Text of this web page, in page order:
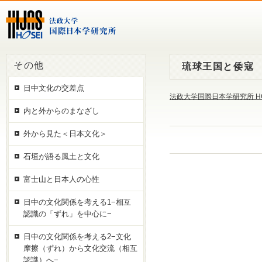
琉球王国と倭寇
法政大学国際日本学研究所
その他
日中文化の交差点
内と外からのまなざし
外から見た＜日本文化＞
石垣が語る風土と文化
富士山と日本人の心性
日中の文化関係を考える1−相互
認識の「ずれ」を中心に−
日中の文化関係を考える2−文化
摩擦（ずれ）から文化交流（相互
認識）へ−